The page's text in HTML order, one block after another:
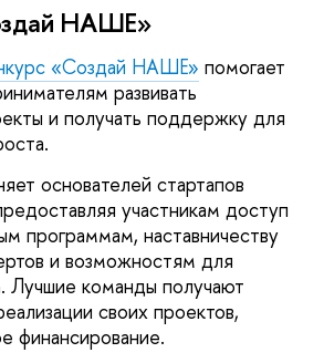
НАШЕ»
«Создай НАШЕ» помогает
развивать
и получать поддержку для
основателей стартапов
участникам доступ
программам, наставничеству
и возможностям для
Лучшие команды получают
своих проектов,
финансирование.